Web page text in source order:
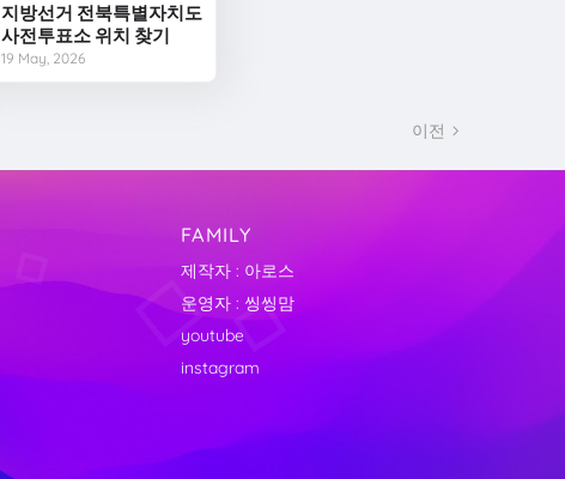
지방선거 전북특별자치도
사전투표소 위치 찾기
19 May, 2026
이전
FAMILY
제작자 : 아로스
운영자 : 씽씽맘
youtube
instagram